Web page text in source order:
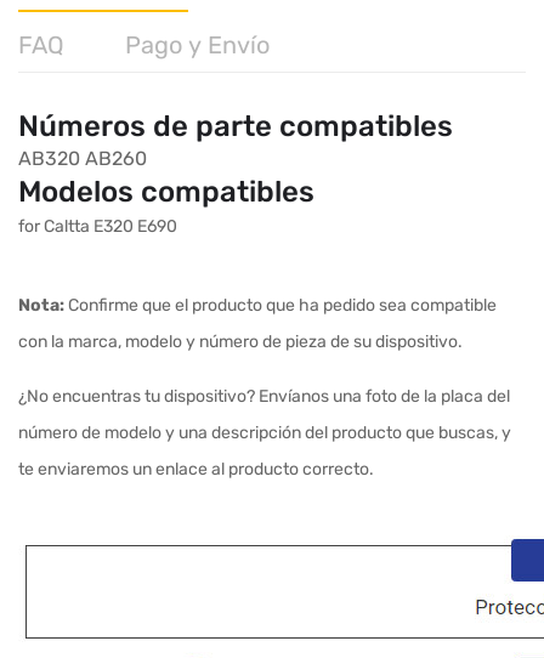
FAQ Pago y Envío
Números de parte compatibles
AB320 AB260
Modelos compatibles
for Caltta E320 E690
Nota:Confirme que el producto que ha pedido sea compatible
con la marca, modelo y número de pieza de su dispositivo.
¿No encuentras tu dispositivo? Envíanos una foto de la placa del
número de modelo y una descripción del producto que buscas, y
te enviaremos un enlace al producto correcto.